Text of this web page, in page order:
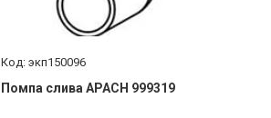
экп150096
Помпа слива APACH 999319